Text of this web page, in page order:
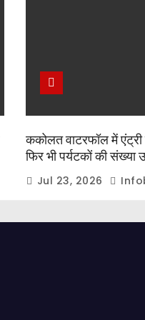
ककोलत वाटरफॉल में
फिर भी पर्यटकों की संख्या
BIHAR
Jul 23, 2026